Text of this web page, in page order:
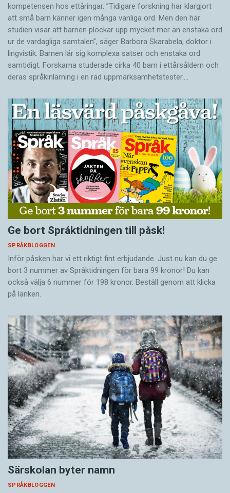
kompetensen hos ettåringar. ”Tidigare forskning har klargjort
att små barn känner igen många vanliga ord. Men den här
studien visar att barnen plockar upp mycket mer än enstaka ord
ur de vardagliga samtalen”, säger Barbora Skarabela, doktor i
lingvistik. Barnen lär sig komplexa satser och enstaka ord
samtidigt. Forskarna studerade cirka 40 barn i ettårsåldern och
deras språkinlärning i en rad uppmärksamhetstester.…
Ge bort Språktidningen till påsk!
SPRÅKBLOGGEN
Inför påsken har vi ett riktigt fint erbjudande. Just nu kan du ge
bort 3 nummer av Språktidningen för bara 99 kronor! Du kan
också välja 6 nummer för 198 kronor. Beställ genom att klicka
på länken.
Särskolan byter namn
SPRÅKBLOGGEN